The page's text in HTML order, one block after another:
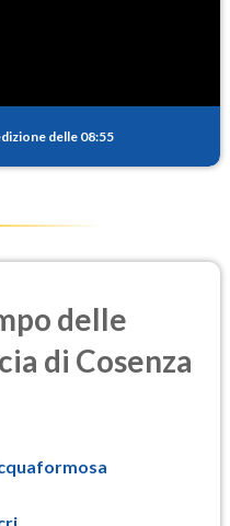
delle 08:55
delle
di Cosenza